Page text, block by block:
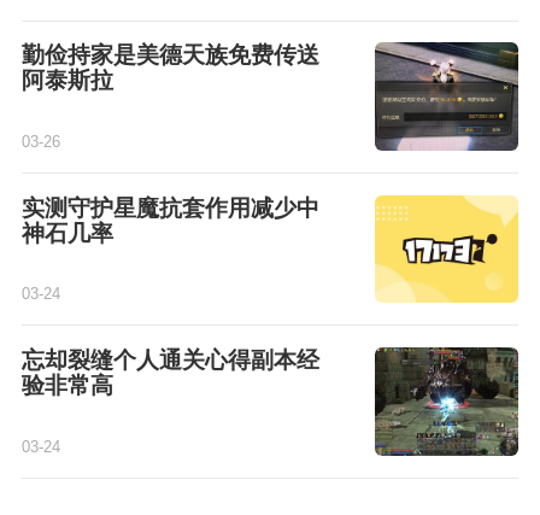
勤俭持家是美德天族免费传送
阿泰斯拉
03-26
实测守护星魔抗套作用减少中
神石几率
03-24
忘却裂缝个人通关心得副本经
验非常高
03-24